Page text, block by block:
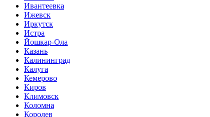
Ивантеевка
Ижевск
Иркутск
Истра
Йошкар-Ола
Казань
Калининград
Калуга
Кемерово
Киров
Климовск
Коломна
Королев